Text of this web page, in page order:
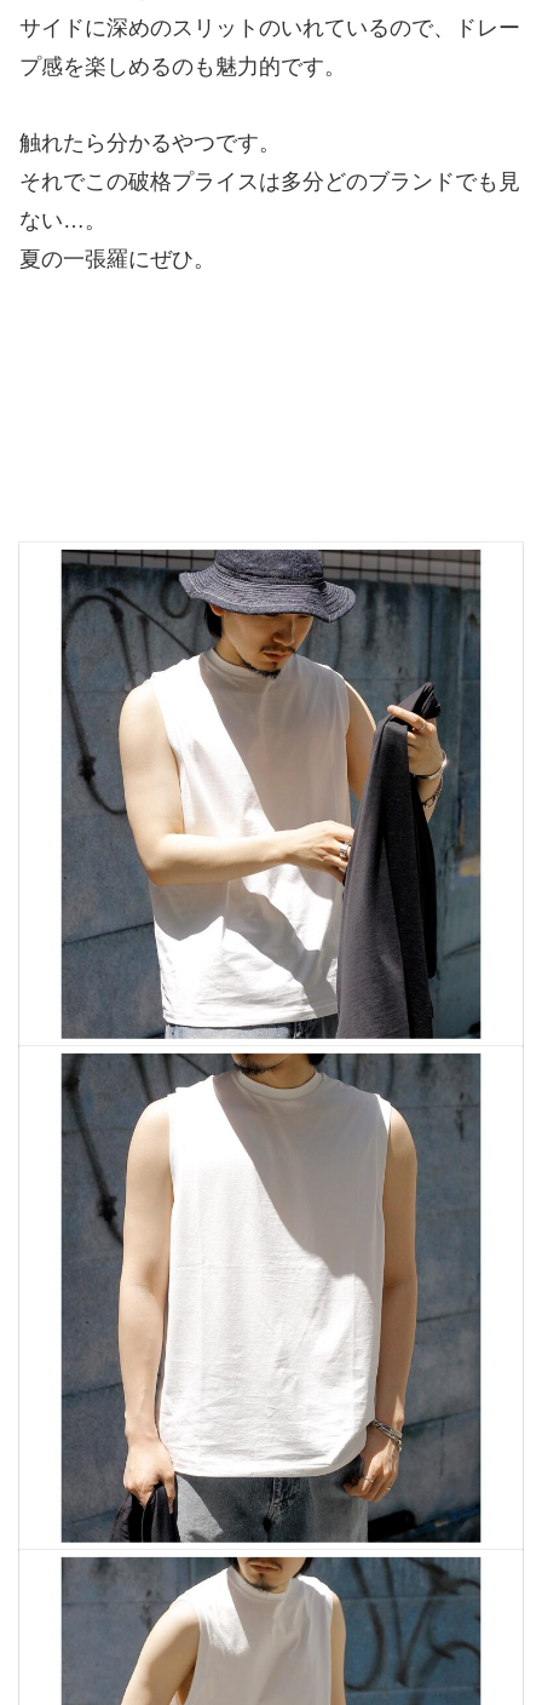
サイドに深めのスリットのいれているので、ドレー
プ感を楽しめるのも魅力的です。
触れたら分かるやつです。
それでこの破格プライスは多分どのブランドでも見
ない…。
夏の一張羅にぜひ。